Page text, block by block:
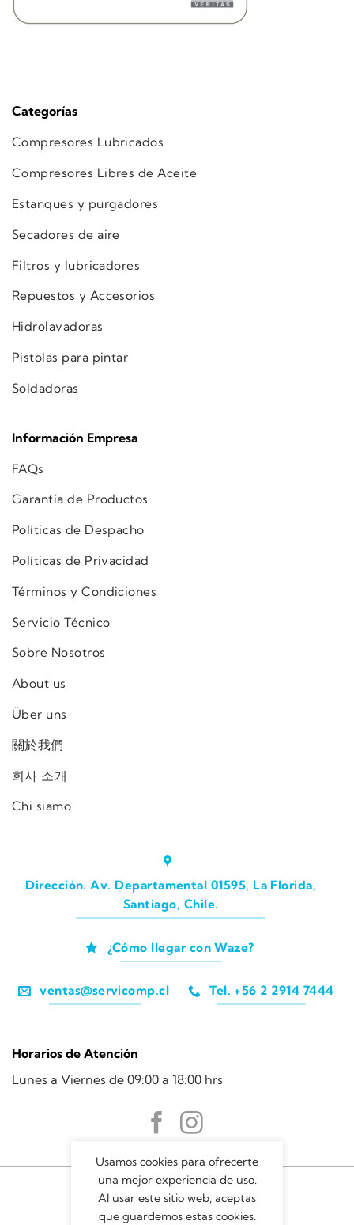
Categorías
Compresores Lubricados
Compresores Libres de Aceite
Estanques y purgadores
Secadores de aire
Filtros y lubricadores
Repuestos y Accesorios
Hidrolavadoras
Pistolas para pintar
Soldadoras
Información Empresa
FAQs
Garantía de Productos
Políticas de Despacho
Políticas de Privacidad
Términos y Condiciones
Servicio Técnico
Sobre Nosotros
About us
Über uns
關於我們
회사 소개
Chi siamo
Dirección. Av. Departamental 01595, La Florida,
Santiago, Chile.
¿Cómo llegar con Waze?
ventas@servicomp.cl Tel. +56 2 2914 7444
Horarios de Atención
Lunes a Viernes de 09:00 a 18:00 hrs
Usamos cookies para ofrecerte
una mejor experiencia de uso.
Al usar este sitio web, aceptas
que guardemos estas cookies.